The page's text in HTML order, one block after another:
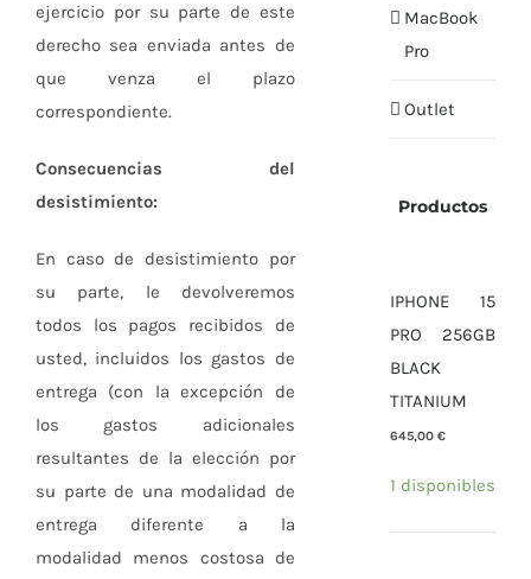
ejercicio por su parte de este
derecho sea enviada antes de
que venza el plazo
correspondiente.
Consecuencias del
desistimiento:
En caso de desistimiento por
su parte, le devolveremos
todos los pagos recibidos de
usted, incluidos los gastos de
entrega (con la excepción de
los gastos adicionales
resultantes de la elección por
su parte de una modalidad de
entrega diferente a la
modalidad menos costosa de
MacBook
Pro
Outlet
Productos
IPHONE 15
PRO 256GB
BLACK
TITANIUM
645,00 €
1 disponibles